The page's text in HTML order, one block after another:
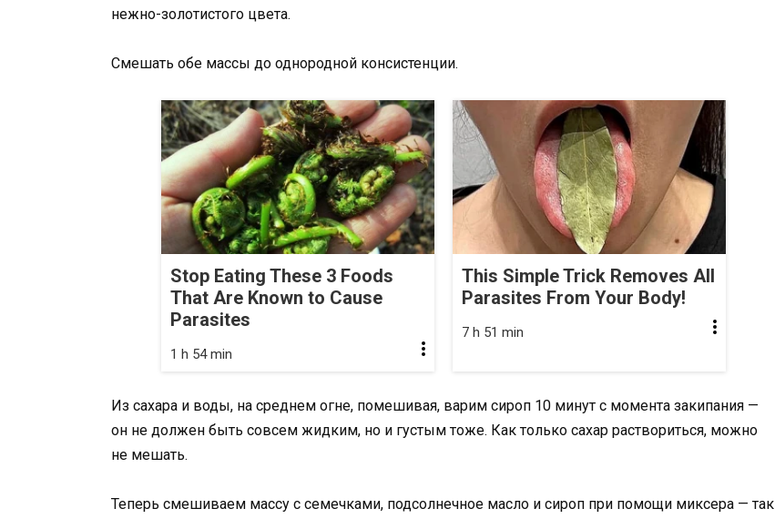
нежно-золотистого цвета.
Смешать обе массы до однородной консистенции.
Stop Eating These 3 Foods
That Are Known to Cause
Parasites
1 h 54 min
This Simple Trick Removes All
Parasites From Your Body!
7 h 51 min
Из сахара и воды, на среднем огне, помешивая, варим сироп 10 минут с момента закипания —
он не должен быть совсем жидким, но и густым тоже. Как только сахар раствориться, можно
не мешать.
Теперь смешиваем массу с семечками, подсолнечное масло и сироп при помощи миксера — так